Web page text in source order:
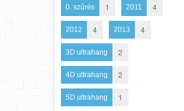
0. szűrés 1 2011 4
2012 4 2013 4
3D ultrahang 2
4D ultrahang 2
5D ultrahang 1